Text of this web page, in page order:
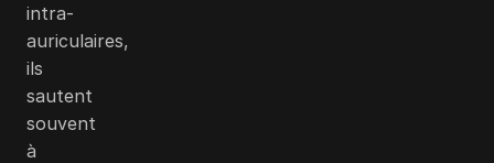
intra-
auriculaires,
ils
sautent
souvent
à